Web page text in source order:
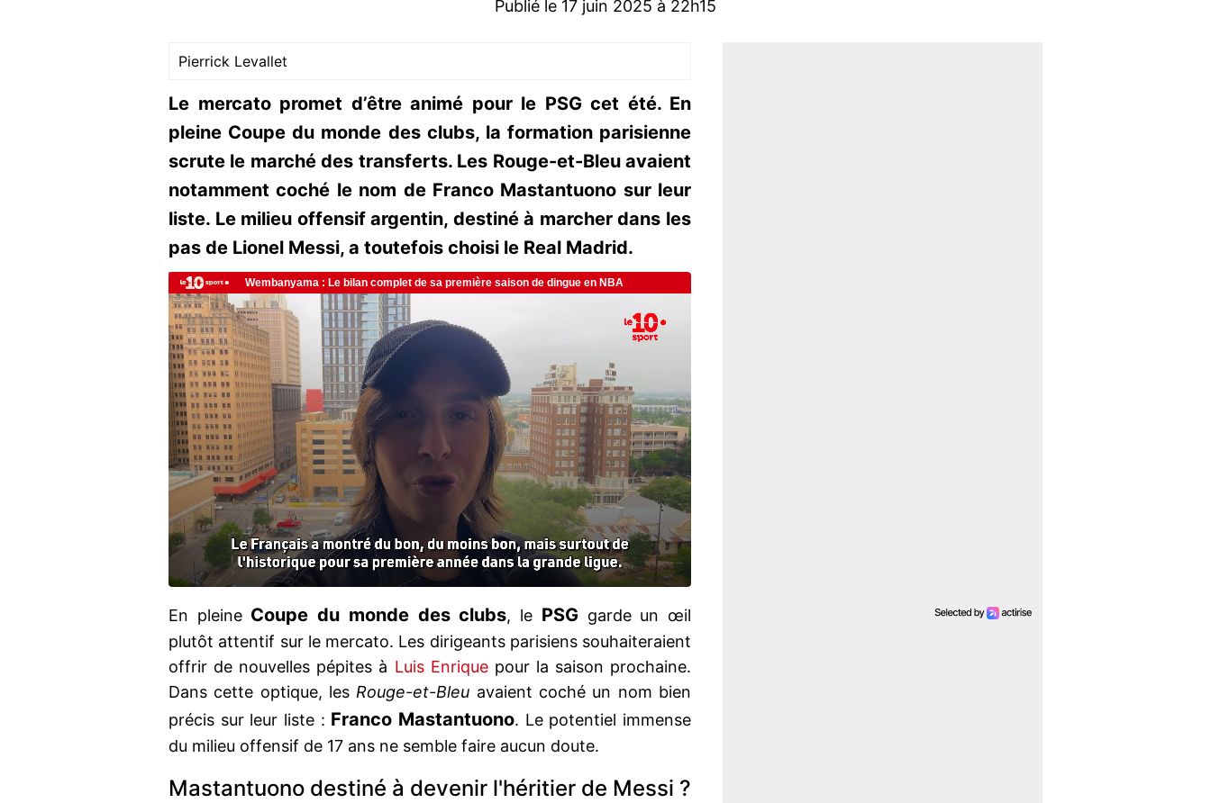
Publié le 17 juin 2025 à 22h15
Pierrick Levallet
Le mercato promet d’être animé pour le PSG cet été. En
pleine Coupe du monde des clubs, la formation parisienne
scrute le marché des transferts. Les Rouge-et-Bleu avaient
notamment coché le nom de Franco Mastantuono sur leur
liste. Le milieu offensif argentin, destiné à marcher dans les
pas de Lionel Messi, a toutefois choisi le Real Madrid.
En pleine Coupe du monde des clubs, le PSGgarde un œil
plutôt attentif sur le mercato. Les dirigeants parisiens souhaiteraient
offrir de nouvelles pépites à Luis Enriquepour la saison prochaine.
Dans cette optique, lesRouge-et-Bleu avaient coché un nom bien
précis sur leur liste : Franco Mastantuono. Le potentiel immense
du milieu offensif de 17 ans ne semble faire aucun doute.
Mastantuono destiné à devenir l'héritier de Messi ?